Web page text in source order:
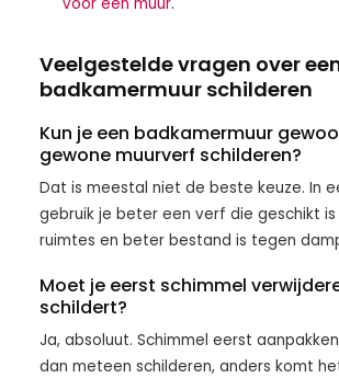
Veelgestelde vragen over
badkamermuur schilderen
Kun je een badkamermuur
gewone muurverf schilderen?
Dat is meestal niet de beste keuze. In
gebruik je beter een verf die geschikt
ruimtes en beter bestand is tegen
Moet je eerst schimmel
schildert?
Ja, absoluut. Schimmel eerst
dan meteen schilderen, anders komt